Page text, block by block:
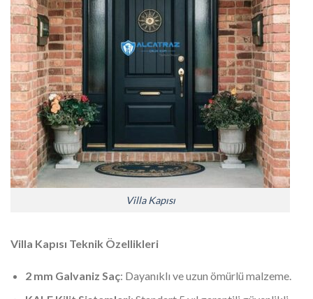
Villa Kapısı
Villa Kapısı Teknik Özellikleri
2 mm Galvaniz Saç: Dayanıklı ve uzun ömürlü malzeme.